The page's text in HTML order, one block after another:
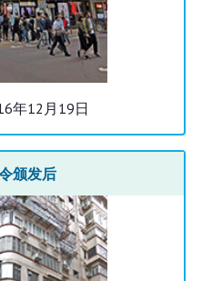
年12月19日
颁发后